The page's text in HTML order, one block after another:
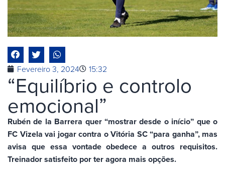
Fevereiro 3, 2024 15:32
“Equilíbrio e controlo
emocional”
Rubén de la Barrera quer “mostrar desde o início” que o
FC Vizela vai jogar contra o Vitória SC “para ganha”, mas
avisa que essa vontade obedece a outros requisitos.
Treinador satisfeito por ter agora mais opções.